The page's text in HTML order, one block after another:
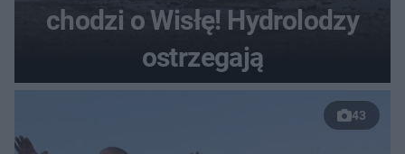
chodzi o Wisłę! Hydrolodzy
ostrzegają
43